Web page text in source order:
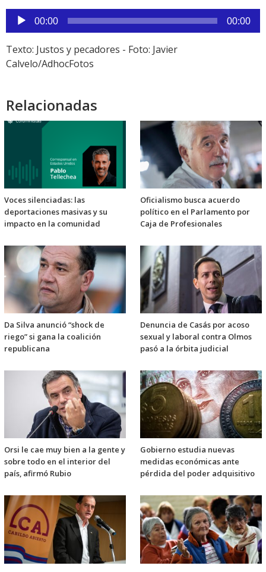
Reproductor
de
audio
00:00 00:00
Texto: Justos y pecadores - Foto: Javier
Calvelo/AdhocFotos
Relacionadas
Voces silenciadas: las
deportaciones masivas y su
impacto en la comunidad
Oficialismo busca acuerdo
político en el Parlamento por
Caja de Profesionales
Da Silva anunció “shock de
riego” si gana la coalición
republicana
Denuncia de Casás por acoso
sexual y laboral contra Olmos
pasó a la órbita judicial
Orsi le cae muy bien a la gente y
sobre todo en el interior del
país, afirmó Rubio
Gobierno estudia nuevas
medidas económicas ante
pérdida del poder adquisitivo